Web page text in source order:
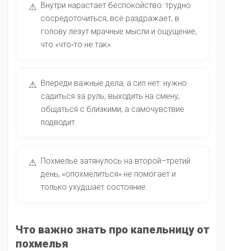
⚠ Внутри нарастает беспокойство: трудно
сосредоточиться, всё раздражает, в
голову лезут мрачные мысли и ощущение,
что «что‑то не так».
⚠ Впереди важные дела, а сил нет: нужно
садиться за руль, выходить на смену,
общаться с близкими, а самочувствие
подводит.
⚠ Похмелье затянулось на второй–третий
день, «опохмелиться» не помогает и
только ухудшает состояние.
Что важно знать про капельницу от
похмелья